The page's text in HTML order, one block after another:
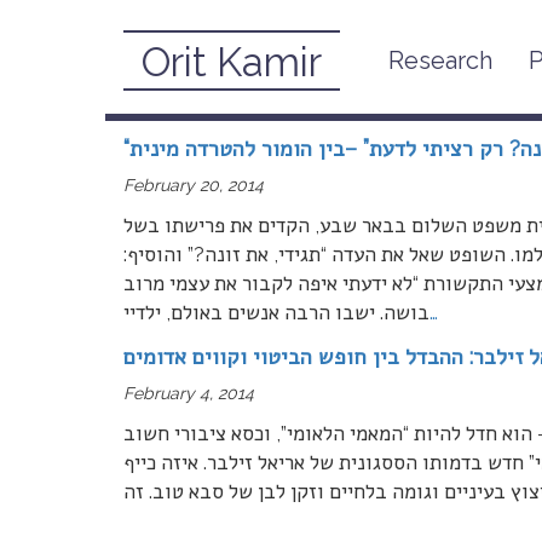
Orit Kamir Research
February, 2014
רק רציתי לדעת” –בין הומור להטרדה מינית
February 20, 2014
משפט השלום בבאר שבע, הקדים את פרישתו בשל
השופט שאל את העדה “תגידי, את זונה?” והוסיף:
התקשורת “לא ידעתי איפה לקבור את עצמי מרוב
בושה. ישבו הרבה אנשים באולם, ילדיי…
זילבר: ההבדל בין חופש הביטוי וקווים אדומים
February 4, 2014
חדל להיות “המאמי הלאומי”, וכסא ציבורי חשוב
חדש בדמותו הססגונית של אריאל זילבר. איזה כייף
בעיניים וגומה בלחיים וזקן לבן של סבא טוב. זה